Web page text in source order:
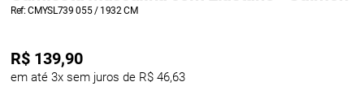
Ref: CMYSL739 055 / 1932 CM
R$ 139,90
em até 3x sem juros de R$ 46,63